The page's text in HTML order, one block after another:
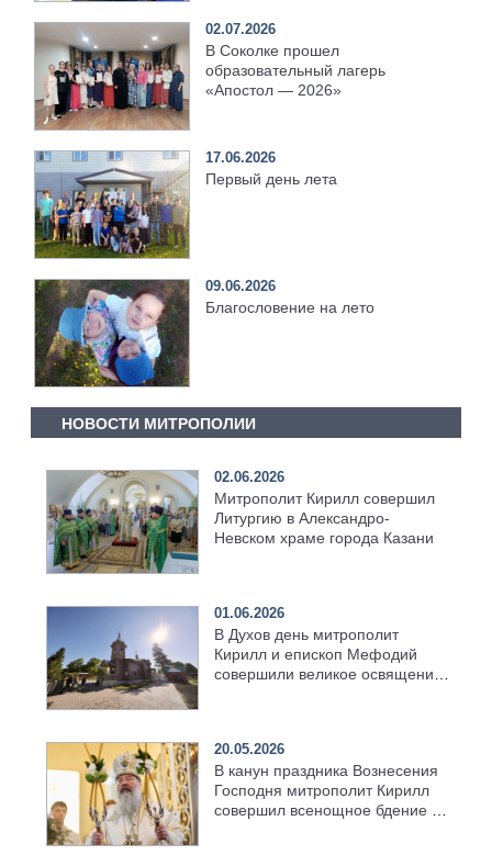
02.07.2026
В Соколке прошел
образовательный лагерь
«Апостол — 2026»
17.06.2026
Первый день лета
09.06.2026
Благословение на лето
НОВОСТИ МИТРОПОЛИИ
02.06.2026
Митрополит Кирилл совершил
Литургию в Александро-
Невском храме города Казани
01.06.2026
В Духов день митрополит
Кирилл и епископ Мефодий
совершили великое освящение
20.05.2026
В канун праздника Вознесения
Господня митрополит Кирилл
совершил всенощное бдение в